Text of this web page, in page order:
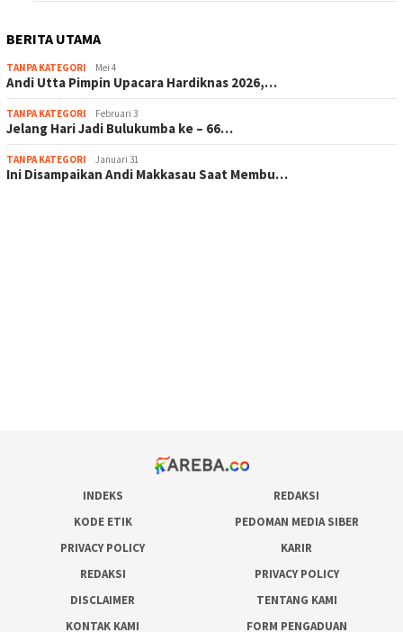
BERITA UTAMA
TANPA KATEGORI Mei 4
Andi Utta Pimpin Upacara Hardiknas 2026,…
TANPA KATEGORI Februari 3
Jelang Hari Jadi Bulukumba ke – 66…
TANPA KATEGORI Januari 31
Ini Disampaikan Andi Makkasau Saat Membu…
INDEKS
REDAKSI
KODE ETIK
PEDOMAN MEDIA SIBER
PRIVACY POLICY
KARIR
REDAKSI
PRIVACY POLICY
DISCLAIMER
TENTANG KAMI
KONTAK KAMI
FORM PENGADUAN